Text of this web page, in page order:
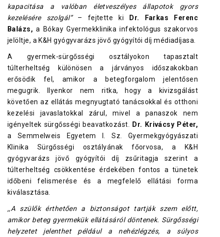
kapacitása a valóban életveszélyes állapotok gyors
kezelésére szolgál”– fejtette ki
Dr. Farkas Ferenc
Balázs, a Bókay Gyermekklinika infektológus szakorvos
jelöltje, a K&H gyógyvarázs jövő gyógyítói díj médiadíjasa.
A gyermek-sürgősségi osztályokon tapasztalt
túlterheltség különösen a járványos időszakokban
erősödik fel, amikor a betegforgalom jelentősen
megugrik. Ilyenkor nem ritka, hogy a kivizsgálást
követően az ellátás megnyugtató tanácsokkal és otthoni
kezelési javaslatokkal zárul, mivel a panaszok nem
igényeltek sürgősségi beavatkozást. Dr. Krivácsy Péter,
a Semmelweis Egyetem I. Sz. Gyermekgyógyászati
Klinika Sürgősségi osztályának főorvosa, a K&H
gyógyvarázs jövő gyógyítói díj zsűritagja szerint a
túlterheltség csökkentése érdekében fontos a tünetek
időbeni felismerése és a megfelelő ellátási forma
kiválasztása.
,,A szülők érthetően a biztonságot tartják szem előtt,
amikor beteg gyermekük ellátásáról döntenek. Sürgősségi
helyzetet jelenthet például a nehézlégzés, a súlyos